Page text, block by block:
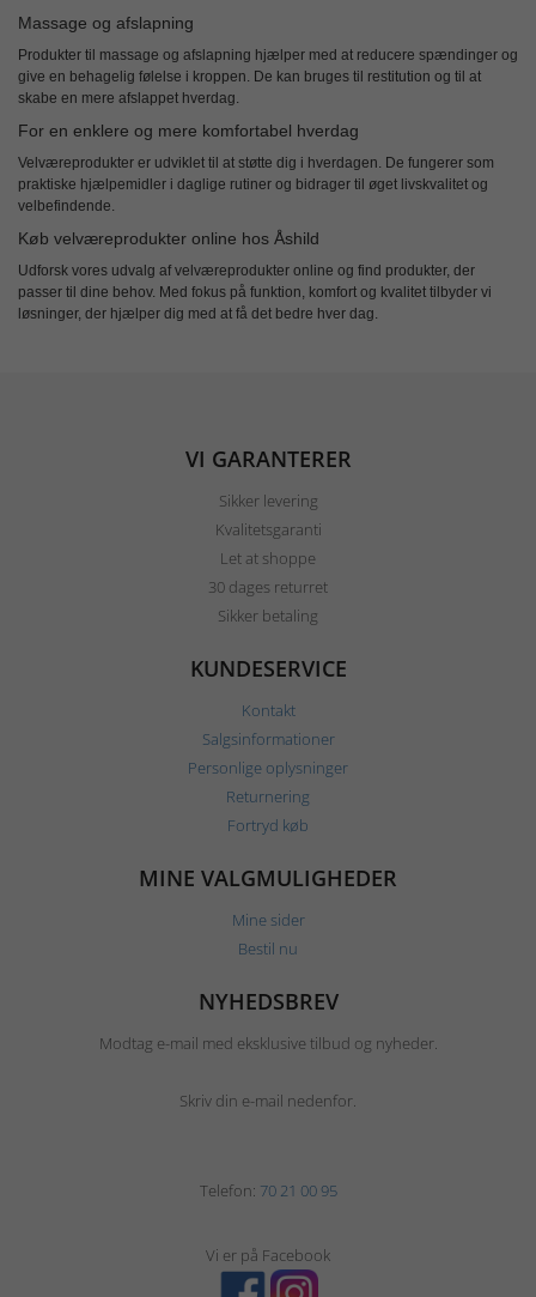
Massage og afslapning
Produkter til massage og afslapning hjælper med at reducere spændinger og
give en behagelig følelse i kroppen. De kan bruges til restitution og til at
skabe en mere afslappet hverdag.
For en enklere og mere komfortabel hverdag
Velværeprodukter er udviklet til at støtte dig i hverdagen. De fungerer som
praktiske hjælpemidler i daglige rutiner og bidrager til øget livskvalitet og
velbefindende.
Køb velværeprodukter online hos Åshild
Udforsk vores udvalg afvelværeprodukter online og find produkter, der
passer til dine behov. Med fokus på funktion, komfort og kvalitet tilbyder vi
løsninger, der hjælper dig med at få det bedre hver dag.
VI GARANTERER
Sikker levering
Kvalitetsgaranti
Let at shoppe
30 dages returret
Sikker betaling
KUNDESERVICE
Kontakt
Salgsinformationer
Personlige oplysninger
Returnering
Fortryd køb
MINE VALGMULIGHEDER
Mine sider
Bestil nu
NYHEDSBREV
Modtag e-mail med eksklusive tilbud og nyheder.
Skriv din e-mail nedenfor.
Telefon: 70 21 00 95
Vi er på Facebook